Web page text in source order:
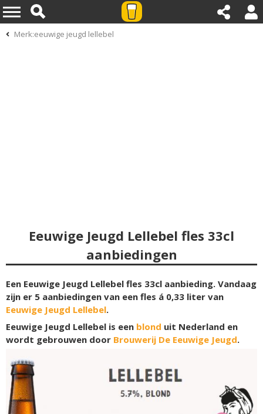
Merk:eeuwige jeugd lellebel
Eeuwige Jeugd Lellebel fles 33cl
aanbiedingen
Een Eeuwige Jeugd Lellebel fles 33cl aanbieding. Vandaag
zijn er 5 aanbiedingen van een fles á 0,33 liter van
Eeuwige Jeugd Lellebel.
Eeuwige Jeugd Lellebel is een blond uit Nederland en
wordt gebrouwen door Brouwerij De Eeuwige Jeugd.